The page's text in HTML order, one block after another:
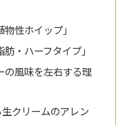
性ホイップ」
・ハーフタイプ」
の風味を左右する理
クリームのアレン